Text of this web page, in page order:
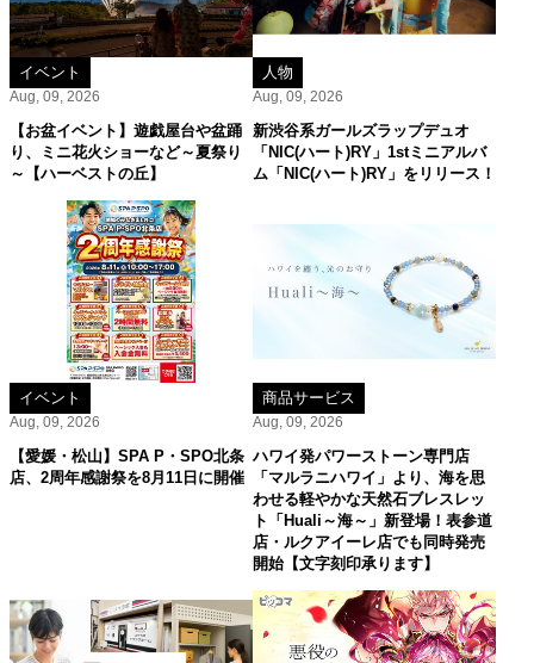
イベント
Aug, 09, 2026
【お盆イベント】遊戯屋台や盆踊
り、ミニ花火ショーなど～夏祭り
～【ハーベストの丘】
人物
Aug, 09, 2026
新渋谷系ガールズラップデュオ
「NIC(ハート)RY」1stミニアルバ
ム「NIC(ハート)RY」をリリース！
イベント
Aug, 09, 2026
【愛媛・松山】SPA P・SPO北条
店、2周年感謝祭を8月11日に開催
商品サービス
Aug, 09, 2026
ハワイ発パワーストーン専門店
「マルラニハワイ」より、海を思
わせる軽やかな天然石ブレスレッ
ト「Huali～海～」新登場！表参道
店・ルクアイーレ店でも同時発売
開始【文字刻印承ります】